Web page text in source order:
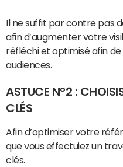
Il ne suffit par contre pas
afin d’augmenter votre
réfléchi et optimisé afin
audiences.
ASTUCE N°2 :
CLÉS
Afin d’optimiser votre
que vous effectuiez un
clés.